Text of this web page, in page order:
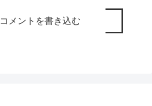
コメントを書き込む